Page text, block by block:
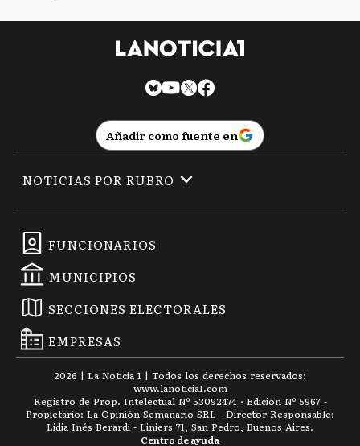
CC Carlos Casares
Carlos Tejedor
CD
C Chacabuco
C Chascomús
Añadir como fuente en
FUNCIONARIOS
MUNICIPIOS
SECCIONES ELECTORALES
EMPRESAS
NOTICIAS POR RUBRO
2026 | La Noticia 1 | Todos los derechos reservados:
www.lanoticia1.com
Registro de Prop. Intelectual Nº 53092474 · Edición Nº 5967 -
Propietario: La Opinión Semanario SRL - Director Responsable:
Lidia Inés Berardi - Liniers 71, San Pedro, Buenos Aires.
Centro de ayuda